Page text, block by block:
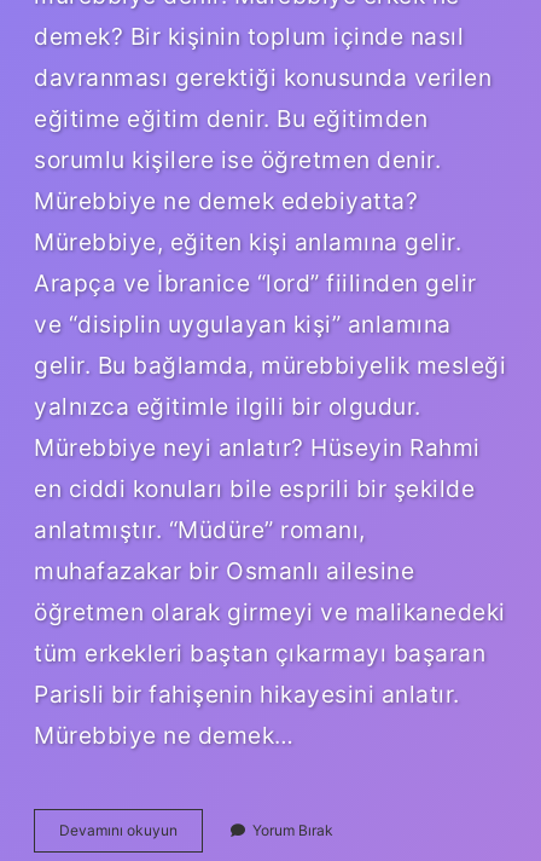
demek? Bir kişinin toplum içinde nasıl
davranması gerektiği konusunda verilen
eğitime eğitim denir. Bu eğitimden
sorumlu kişilere ise öğretmen denir.
Mürebbiye ne demek edebiyatta?
Mürebbiye, eğiten kişi anlamına gelir.
Arapça ve İbranice “lord” fiilinden gelir
ve “disiplin uygulayan kişi” anlamına
gelir. Bu bağlamda, mürebbiyelik mesleği
yalnızca eğitimle ilgili bir olgudur.
Mürebbiye neyi anlatır? Hüseyin Rahmi
en ciddi konuları bile esprili bir şekilde
anlatmıştır. “Müdüre” romanı,
muhafazakar bir Osmanlı ailesine
öğretmen olarak girmeyi ve malikanedeki
tüm erkekleri baştan çıkarmayı başaran
Parisli bir fahişenin hikayesini anlatır.
Mürebbiye ne demek…
Devamını okuyun Mürebbiye
Kime
Yorum Bırak